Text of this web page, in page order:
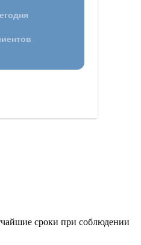
сроки при соблюдении